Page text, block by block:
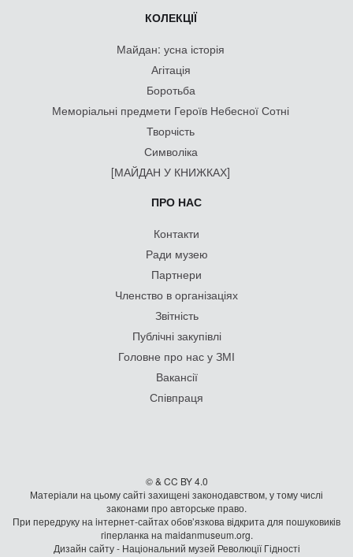
КОЛЕКЦІЇ
Майдан: усна історія
Агітація
Боротьба
Меморіальні предмети Героїв Небесної Сотні
Творчість
Символіка
[МАЙДАН У КНИЖКАХ]
ПРО НАС
Контакти
Ради музею
Партнери
Членство в організаціях
Звітність
Публічні закупівлі
Головне про нас у ЗМІ
Вакансії
Співпраця
© & CC BY 4.0
Матеріали на цьому сайті захищені законодавством, у тому числі
законами про авторське право.
При передруку на iнтернет-сайтах обов’язкова відкрита для пошуковиків
гiперланка на maidanmuseum.org.
Дизайн сайту - Національний музей Революції Гідності